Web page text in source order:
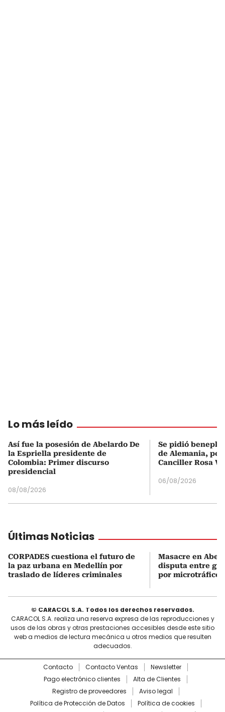
Lo más leído
Así fue la posesión de Abelardo De
la Espriella presidente de
Colombia: Primer discurso
presidencial
08/08/2026
Se pidió
de Alemania,
Canciller Rosa
06/08/2026
Últimas Noticias
CORPADES cuestiona el futuro de
la paz urbana en Medellín por
traslado de líderes criminales
Masacre en
disputa entre
por microtráfico
© CARACOL S.A. Todos los derechos reservados.
CARACOL S.A. realiza una reserva expresa de las reproducciones y
usos de las obras y otras prestaciones accesibles desde este sitio
web a medios de lectura mecánica u otros medios que resulten
adecuados.
Contacto Contacto Ventas
Newsletter
Pago electrónico clientes
Alta de Clientes
Registro de proveedores
Aviso legal
Política de Protección de Datos
Política de cookies